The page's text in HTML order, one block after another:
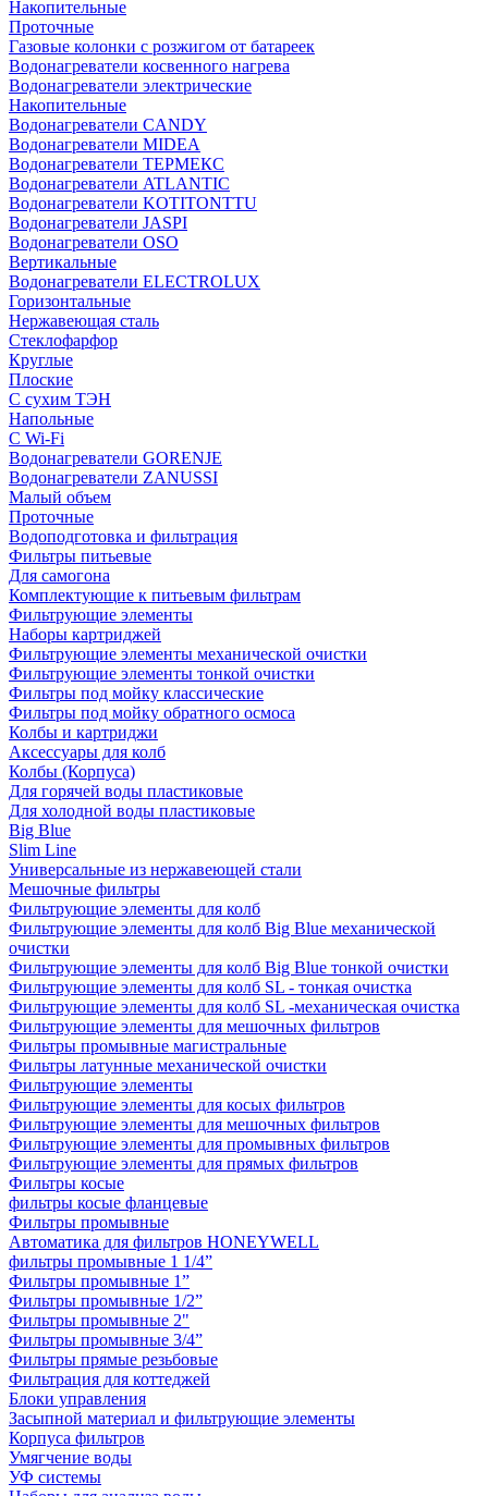
Накопительные
Проточные
Газовые колонки с розжигом от батареек
Водонагреватели косвенного нагрева
Водонагреватели электрические
Накопительные
Водонагреватели CANDY
Водонагреватели MIDEA
Водонагреватели ТЕРМЕКС
Водонагреватели ATLANTIC
Водонагреватели KOTITONTTU
Водонагреватели JASPI
Водонагреватели OSO
Вертикальные
Водонагреватели ELECTROLUX
Горизонтальные
Нержавеющая сталь
Стеклофарфор
Круглые
Плоские
С сухим ТЭН
Напольные
С Wi-Fi
Водонагреватели GORENJE
Водонагреватели ZANUSSI
Малый объем
Проточные
Водоподготовка и фильтрация
Фильтры питьевые
Для самогона
Комплектующие к питьевым фильтрам
Фильтрующие элементы
Наборы картриджей
Фильтрующие элементы механической очистки
Фильтрующие элементы тонкой очистки
Фильтры под мойку классические
Фильтры под мойку обратного осмоса
Колбы и картриджи
Аксессуары для колб
Колбы (Корпуса)
Для горячей воды пластиковые
Для холодной воды пластиковые
Big Blue
Slim Line
Универсальные из нержавеющей стали
Мешочные фильтры
Фильтрующие элементы для колб
Фильтрующие элементы для колб Big Blue механической
очистки
Фильтрующие элементы для колб Big Blue тонкой очистки
Фильтрующие элементы для колб SL - тонкая очистка
Фильтрующие элементы для колб SL -механическая очистка
Фильтрующие элементы для мешочных фильтров
Фильтры промывные магистральные
Фильтры латунные механической очистки
Фильтрующие элементы
Фильтрующие элементы для косых фильтров
Фильтрующие элементы для мешочных фильтров
Фильтрующие элементы для промывных фильтров
Фильтрующие элементы для прямых фильтров
Фильтры косые
фильтры косые фланцевые
Фильтры промывные
Автоматика для фильтров HONEYWELL
фильтры промывные 1 1/4”
Фильтры промывные 1”
Фильтры промывные 1/2”
Фильтры промывные 2"
Фильтры промывные 3/4”
Фильтры прямые резьбовые
Фильтрация для коттеджей
Блоки управления
Засыпной материал и фильтрующие элементы
Корпуса фильтров
Умягчение воды
УФ системы